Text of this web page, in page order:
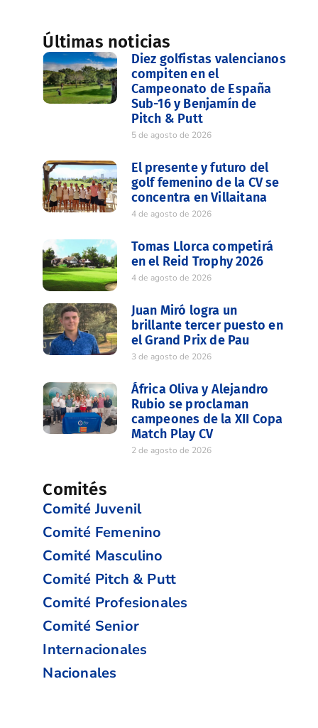
Últimas noticias
Diez golfistas valencianos
compiten en el
Campeonato de España
Sub-16 y Benjamín de
Pitch & Putt
5 de agosto de 2026
El presente y futuro del
golf femenino de la CV se
concentra en Villaitana
4 de agosto de 2026
Tomas Llorca competirá
en el Reid Trophy 2026
4 de agosto de 2026
Juan Miró logra un
brillante tercer puesto en
el Grand Prix de Pau
3 de agosto de 2026
África Oliva y Alejandro
Rubio se proclaman
campeones de la XII Copa
Match Play CV
2 de agosto de 2026
Comités
Comité Juvenil
Comité Femenino
Comité Masculino
Comité Pitch & Putt
Comité Profesionales
Comité Senior
Internacionales
Nacionales